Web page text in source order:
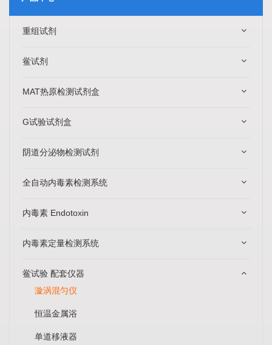
重组试剂
鲎试剂
MAT热原检测试剂盒
G试验试剂盒
阴道分泌物检测试剂
全自动内毒素检测系统
内毒素 Endotoxin
内毒素定量检测系统
鲎试验 配套仪器
漩涡混匀仪
恒温金属浴
单道移液器